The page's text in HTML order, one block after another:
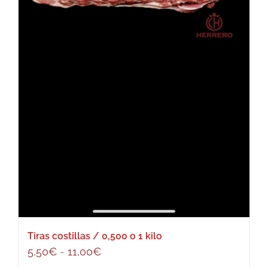
Tiras costillas / 0,500 o 1 kilo
5,50€ - 11,00€Rango